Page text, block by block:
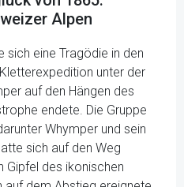
Alpen
sich eine Tragödie in den
unter der
auf den Hängen des
endete. Die Gruppe
Whymper und sein
sich auf den Weg
Gipfel des ikonischen